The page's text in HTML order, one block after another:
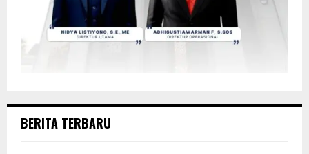
BERITA TERBARU